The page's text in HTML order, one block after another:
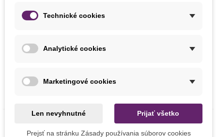
Hyacint Dark Dimension -
3,91 €
0,86 €
Technické cookies
Analytické cookies
Marketingové cookies
Len nevyhnutné Prijať všetko
Prejsť na stránku Zásady používania súborov cookies